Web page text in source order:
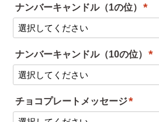
須
ナンバーキャンドル（1の位）
必
須
ナンバーキャンドル（10の位）
必
チョコプレートメッセージ